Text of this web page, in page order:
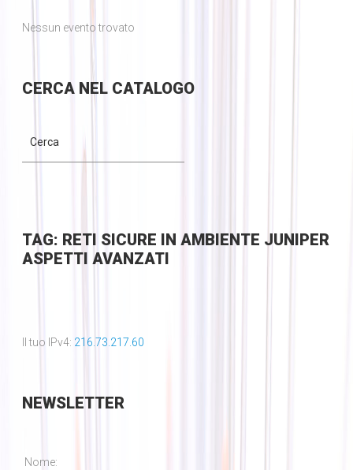
Nessun evento trovato
CERCANEL CATALOGO
TAG: RETI SICURE IN AMBIENTE JUNIPER
ASPETTI AVANZATI
Il tuo IPv4: 216.73.217.60
NEWSLETTER
Nome: